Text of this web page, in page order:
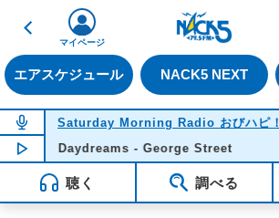
戻る
エアスケジュール NACK5 NEXT
マイページ
NOW ON AIR
Saturday Morning Radio おびハピ！
NOW PLAYING 11:49
Daydreams - George Street
聴く 調べる